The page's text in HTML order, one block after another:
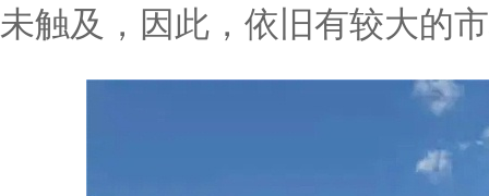
未触及，因此，依旧有较大的